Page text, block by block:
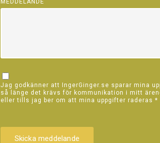
MEDDELANDE
Jag godkänner att IngerGinger.se sparar mina
så länge det krävs för kommunikation i mitt
eller tills jag ber om att mina uppgifter raderas *